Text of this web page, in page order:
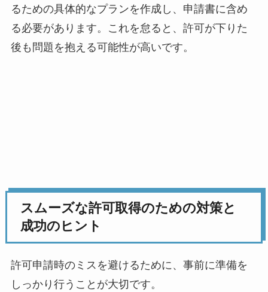
るための具体的なプランを作成し、申請書に含め
る必要があります。これを怠ると、許可が下りた
後も問題を抱える可能性が高いです。
スムーズな許可取得のための対策と
成功のヒント
許可申請時のミスを避けるために、事前に準備を
しっかり行うことが大切です。